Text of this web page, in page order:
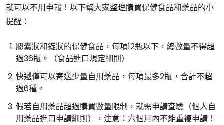
就可以不用申報！以下幫大家整理購買保健食品和藥品的小
提醒：
膠囊狀和錠狀的保健食品，每項12瓶以下，總數量不得超
過36瓶。（食品進口規定細則）
快遞僅可以寄送少量自用藥品，每項最多2瓶，合計不超
過6種。
假若自用藥品超過購買數量限制，就需申請查驗（個人自
用藥品進口申請細則），注意：六個月內不能重複申請！